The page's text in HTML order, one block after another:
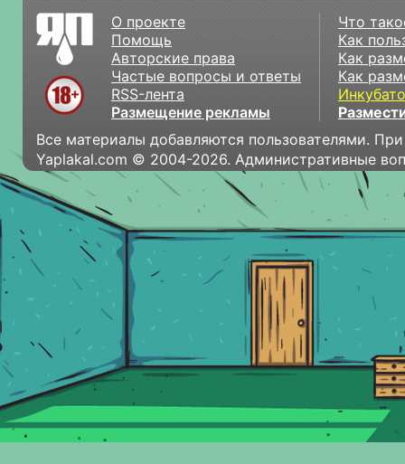
О проекте
Помощь
Авторские права
Частые вопросы и ответы
RSS-лента
Размещение рекламы
Что
Как
Как
Как
Все материалы добавляются пользователями.
Yaplakal.com © 2004-2026. Административные